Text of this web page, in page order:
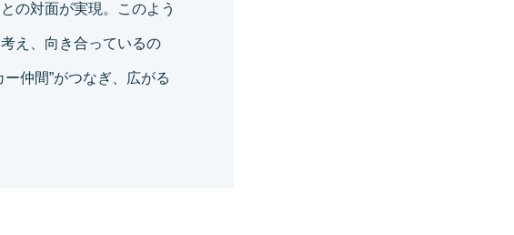
の対面が実現。このよう
え、向き合っているの
仲間”がつなぎ、広がる